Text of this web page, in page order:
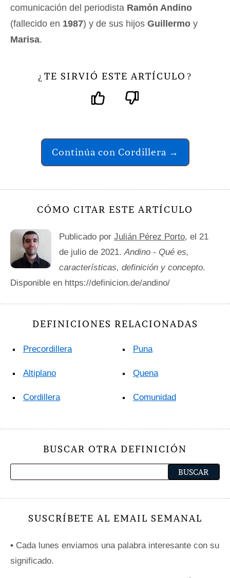
comunicación del periodista Ramón Andino
(fallecido en 1987) y de sus hijos Guillermo y
Marisa.
¿ TE SIRVIÓ ESTE ARTÍCULO ?
Continúa con Cordillera →
CÓMO CITAR ESTE ARTÍCULO
Publicado por Julián Pérez Porto, el 21
de julio de 2021.Andino - Qué es,
características, definición y concepto.
Disponible en https://definicion.de/andino/
DEFINICIONES RELACIONADAS
Precordillera
Altiplano
Cordillera
Puna
Quena
Comunidad
BUSCAR OTRA DEFINICIÓN
SUSCRÍBETE AL EMAIL SEMANAL
• Cada lunes enviamos una palabra interesante con su
significado.